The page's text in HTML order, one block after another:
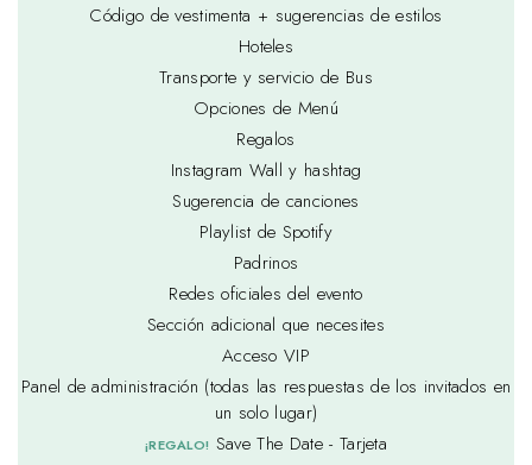
Código de vestimenta + sugerencias de estilos
Hoteles
Transporte y servicio de Bus
Opciones de Menú
Regalos
Instagram Wall y hashtag
Sugerencia de canciones
Playlist de Spotify
Padrinos
Redes oficiales del evento
Sección adicional que necesites
Acceso VIP
Panel de administración (todas las respuestas de los invitados en
un solo lugar)
¡REGALO! Save The Date - Tarjeta